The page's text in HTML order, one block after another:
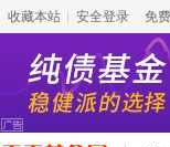
收藏本站 安全登录 免